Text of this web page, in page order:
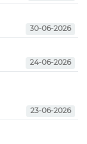
30-06-2026
24-06-2026
23-06-2026